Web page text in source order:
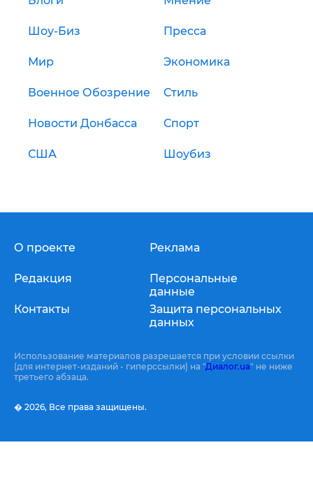
Шоу-Биз Пресса
Мир Экономика
Военное Обозрение Стиль
Новости Донбасса Спорт
США Шоубиз
О проекте
Редакция
Контакты
Реклама
Персональные
данные
Защита персональных
данных
Использование материалов разрешается при условии ссылки
(для интернет-изданий - гиперссылки) на "Диалог.ua" не ниже
третьего абзаца.
� 2026, Все права защищены.